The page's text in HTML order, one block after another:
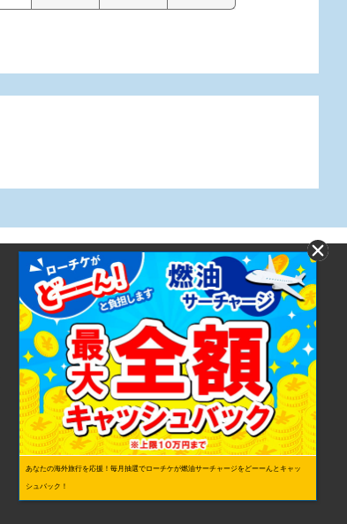
株式会社ローソンエンタテインメント
利用規約
ローソンWEB会員規約
個人情報の取り扱いについて
個人情報保護方針
あなたの海外旅行を応援！毎月抽選でローチケが燃油サーチャージをどーーんとキャッ
シュバック！